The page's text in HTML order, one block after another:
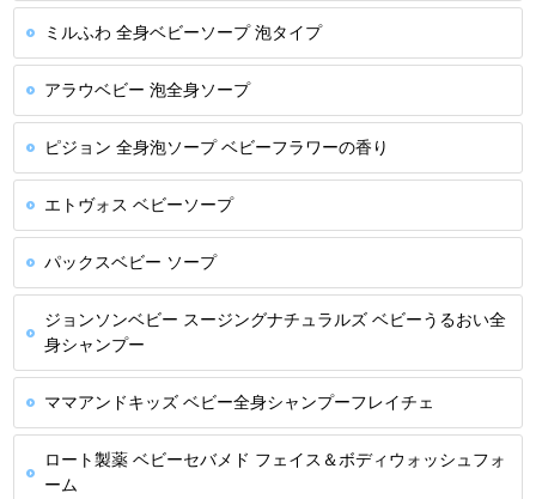
ミルふわ 全身ベビーソープ 泡タイプ
アラウベビー 泡全身ソープ
ピジョン 全身泡ソープ ベビーフラワーの香り
エトヴォス ベビーソープ
パックスベビー ソープ
ジョンソンベビー スージングナチュラルズ ベビーうるおい全
身シャンプー
ママアンドキッズ ベビー全身シャンプーフレイチェ
ロート製薬 ベビーセバメド フェイス＆ボディウォッシュフォ
ーム